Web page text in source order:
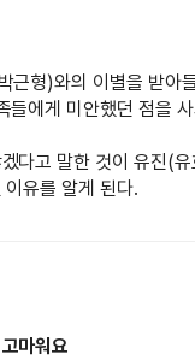
근형)와의 이별을 받아
들에게 미안했던 점을
다고 말한 것이 유진(
유를 알게 된다.
마워요